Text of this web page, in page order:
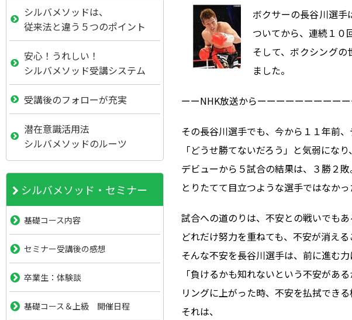
ボクサーの長谷川選
ついてから、連続１０
そして、ボクシング
ました。
ーーNHK放送からーーーーーーーーー
その長谷川選手でも、今から１１年前
「どうせ勝てないだろう」と気弱になり
デビューから５試合の結果は、３勝２敗
とりたてて目立つような選手ではなかっ
試合への道のりは、不安との戦いでもあ
どれだけ努力を重ねても、不安が消える
そんな不安を長谷川選手は、前に進む力
「負けるかも知れないという不安があ
リングに上がった時、不安を払拭でき
それは、
シルバメソッドは、
従来法と違う５つのポイント
安心！うれしい！
シルバメソッド受講システム
受講後のフォローが充実
潜在意識活用法
シルバメソッドのルーツ
シルバメソッド・セミナー
基礎コース内容
セミナー受講後の感想
卒業生：体験談
基礎コース＆上級 開催日程